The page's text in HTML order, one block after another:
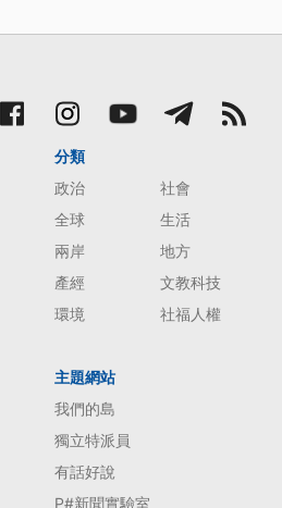
分類
政治
社會
全球
生活
兩岸
地方
產經
文教科技
環境
社福人權
主題網站
我們的島
獨立特派員
有話好說
P#新聞實驗室